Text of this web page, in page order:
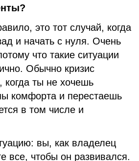
это тот случай, когда
и начать с нуля. Очень
что такие ситуации
Обычно кризис
когда ты не хочешь
комфорта и перестаешь
в том числе и
вы, как владелец
все, чтобы он развивался.